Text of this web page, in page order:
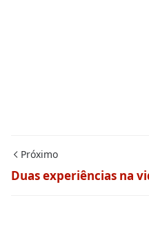
Próximo
Duas experiências na